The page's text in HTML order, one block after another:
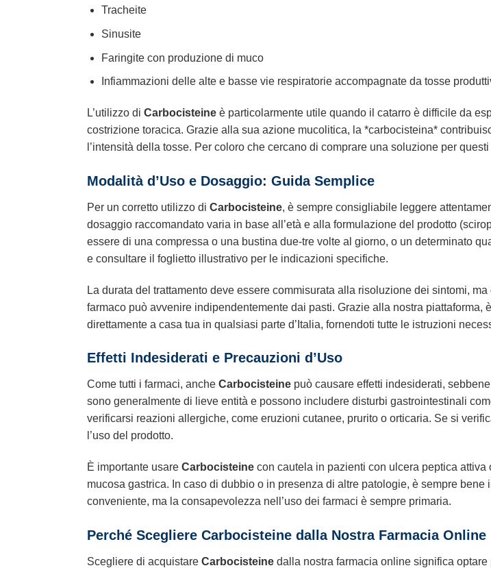
Tracheite
Sinusite
Faringite con produzione di muco
Infiammazioni delle alte e basse vie respiratorie accompagnate da tosse
L’utilizzo di Carbocisteine è particolarmente utile quando il catarro è difficile da
costrizione toracica. Grazie alla sua azione mucolitica, la *carbocisteina*
l’intensità della tosse. Per coloro che cercano di comprare una soluzione per
Modalità d’Uso e Dosaggio: Guida Semplice
Per un corretto utilizzo di Carbocisteine, è sempre consigliabile leggere
dosaggio raccomandato varia in base all’età e alla formulazione del prodotto
essere di una compressa o una bustina due-tre volte al giorno, o un determinato
e consultare il foglietto illustrativo per le indicazioni specifiche.
La durata del trattamento deve essere commisurata alla risoluzione dei sintomi,
farmaco può avvenire indipendentemente dai pasti. Grazie alla nostra piattaforma,
direttamente a casa tua in qualsiasi parte d’Italia, fornendoti tutte le istruzioni
Effetti Indesiderati e Precauzioni d’Uso
Come tutti i farmaci, anche Carbocisteine può causare effetti indesiderati,
sono generalmente di lieve entità e possono includere disturbi gastrointestinali
verificarsi reazioni allergiche, come eruzioni cutanee, prurito o orticaria. Se si
l’uso del prodotto.
È importante usare Carbocisteine con cautela in pazienti con ulcera peptica
mucosa gastrica. In caso di dubbio o in presenza di altre patologie, è sempre
conveniente, ma la consapevolezza nell’uso dei farmaci è sempre primaria.
Perché Scegliere Carbocisteine dalla Nostra Farmacia Online
Scegliere di acquistare Carbocisteine dalla nostra farmacia online significa